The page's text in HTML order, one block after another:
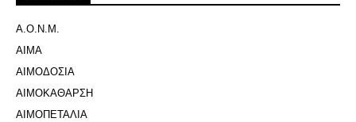
Α.Ο.Ν.Μ.
ΑΙΜΑ
ΑΙΜΟΔΟΣΙΑ
ΑΙΜΟΚΑΘΑΡΣΗ
ΑΙΜΟΠΕΤΑΛΙΑ